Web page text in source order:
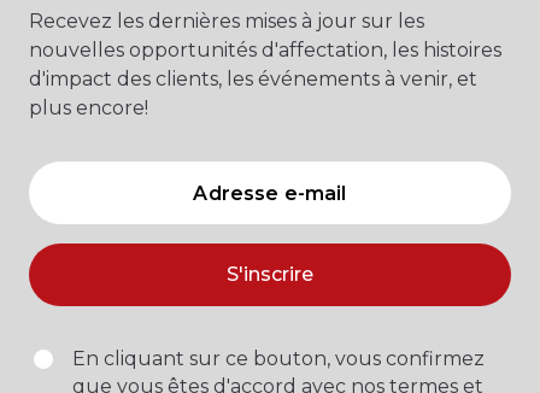
Recevez les dernières mises à jour sur les
nouvelles opportunités d'affectation, les histoires
d'impact des clients, les événements à venir, et
plus encore!
S'inscrire
En cliquant sur ce bouton, vous confirmez
que vous êtes d'accord avec nos termes et